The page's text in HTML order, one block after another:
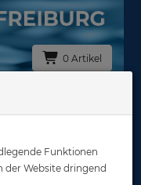
0 Artikel
Funktionen
der Website dringend